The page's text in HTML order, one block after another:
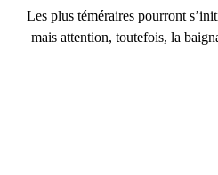
Les plus téméraires pourront
mais attention, toutefois, la